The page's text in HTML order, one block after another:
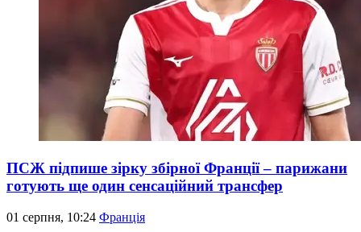
ПСЖ підпише зірку збірної Франції – парижани
готують ще один сенсаційний трансфер
01 серпня, 10:24 Франція